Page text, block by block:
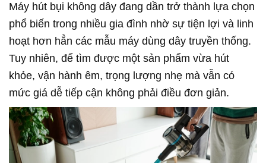
Máy hút bụi không dây đang dần trở thành lựa chọn
phổ biến trong nhiều gia đình nhờ sự tiện lợi và linh
hoạt hơn hẳn các mẫu máy dùng dây truyền thống.
Tuy nhiên, để tìm được một sản phẩm vừa hút
khỏe, vận hành êm, trọng lượng nhẹ mà vẫn có
mức giá dễ tiếp cận không phải điều đơn giản.